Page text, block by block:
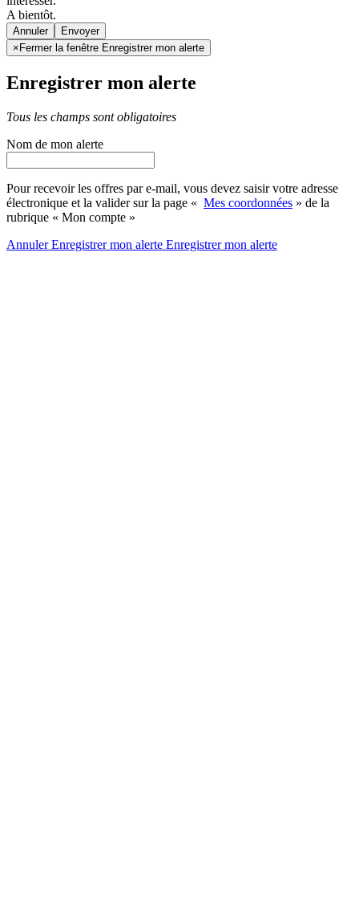
A bientôt.
Annuler
× Fermer la fenêtre Enregistrer mon alerte
Enregistrer mon alerte
Tous les champs sont obligatoires
Nom de mon alerte
Pour recevoir les offres par e-mail, vous devez saisir votre adresse
électronique et la valider sur la page « Mes coordonnées » de la
rubrique « Mon compte »
AnnulerEnregistrer mon alerte Enregistrermon alerte